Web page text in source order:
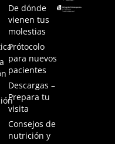
De dónde
vienen tus
molestias
Prótocolo
para nuevos
pacientes
Descargas –
Prepara tu
visita
Consejos de
nutrición y